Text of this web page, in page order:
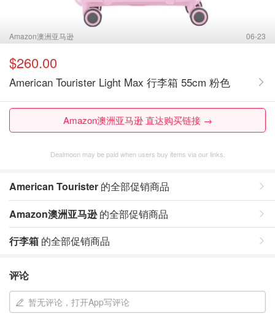
Amazon澳洲亚马逊 06-23
$260.00
American Tourister Light Max 行李箱 55cm 粉色
Amazon澳洲亚马逊 直达购买链接 →
Dealmoon may be paid when users buy items via our links.
American Tourister 的全部促销商品
Amazon澳洲亚马逊的全部促销商品
行李箱 的全部促销商品
评论
暂无评论，打开App写评论